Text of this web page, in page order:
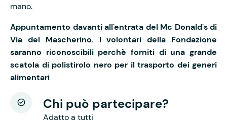
mano.
Appuntamento davanti all'entrata del Mc Donald's di
Via del Mascherino. I volontari della Fondazione
saranno riconoscibili perchè forniti di una grande
scatola di polistirolo nero per il trasporto dei generi
alimentari
Chi può partecipare?
Adatto a tutti